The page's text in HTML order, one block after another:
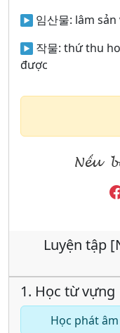
임산물: lâm sản
작물: thứ thu
được
Luyện tập
1. Học từ vựng
Học phát âm